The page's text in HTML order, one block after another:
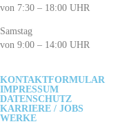
von 7:30 – 18:00 UHR
Samstag
von 9:00 – 14:00 UHR
KONTAKTFORMULAR
IMPRESSUM
DATENSCHUTZ
KARRIERE / JOBS
WERKE